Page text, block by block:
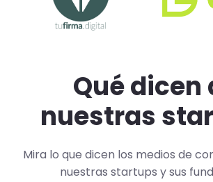
Qué dicen
nuestras
Mira lo que dicen los medios de
nuestras startups y sus